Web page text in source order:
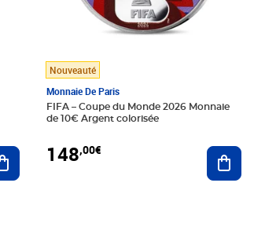
Ajouter au panier
Nouveauté
Monnaie De Paris
FIFA – Coupe du Monde 2026 Monnaie
de 10€ Argent colorisée
148,00€